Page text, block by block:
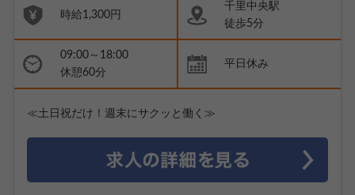
時給1,300円
千里中央駅
徒歩5分
09:00～18:00
休憩60分
平日休み
≪土日祝だけ！週末にサクッと働く≫